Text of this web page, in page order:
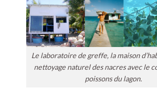
Le laboratoire de greffe, la maison
nettoyage naturel des nacres avec le
poissons du lagon.